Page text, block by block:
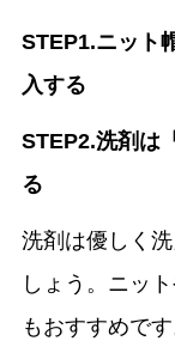
STEP1.ニット
入する
STEP2.洗剤は
る
洗剤は優しく
しょう。ニッ
もおすすめです